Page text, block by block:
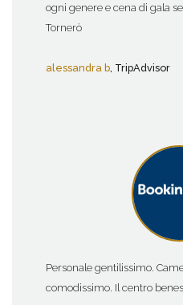
ogni genere e cena di gala
Tornerò
alessandra b , TripAdvisor
Personale gentilissimo.
comodissimo. Il centro